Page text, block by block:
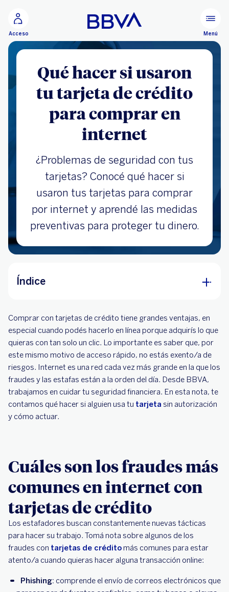
Acceso Menú
Qué hacer si usaron
tu tarjeta de crédito
para comprar en
internet
¿Problemas de seguridad con tus
tarjetas? Conocé qué hacer si
usaron tus tarjetas para comprar
por internet y aprendé las medidas
preventivas para proteger tu dinero.
Índice
internet con tarjetas de crédito
Pausá tu tarjeta de crédito si sabes que alguien
hizo una compra.
¿Cómo saber quién hizo una compra con tu
tarjeta de crédito?
Lo que debés hacer si usaron tu tarjeta de
crédito para comprar en internet
Solicitá la devolución del dinero
¿Cómo evitar compras no autorizadas con tu
tarjeta de crédito?
Usá las tarjetas de crédito BBVA en tus
compras online y disfrutá todos sus descuentos
y beneficios
Comprar con tarjetas de crédito tiene grandes ventajas, en
especial cuando podés hacerlo en línea porque adquirís lo que
quieras con tan solo un clic. Lo importante es saber que, por
este mismo motivo de acceso rápido, no estás exento/a de
riesgos. Internet es una red cada vez más grande en la que los
fraudes y las estafas están a la orden del día. Desde BBVA,
trabajamos en cuidar tu seguridad financiera. En esta nota, te
contamos qué hacer si alguien usa tu tarjeta sin autorización
y cómo actuar.
Cuáles son los fraudes más
comunes en internet con
tarjetas de crédito
Los estafadores buscan constantemente nuevas tácticas
para hacer su trabajo. Tomá nota sobre algunos de los
fraudes con tarjetas de créditomás comunes para estar
atento/a cuando quieras hacer alguna transacción online:
Phishing: comprende el envío de correos electrónicos que